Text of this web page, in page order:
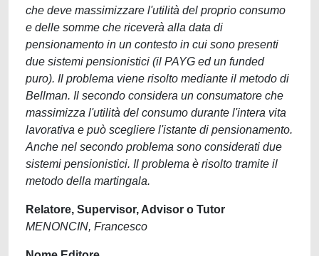
che deve massimizzare l'utilità del proprio consumo
e delle somme che riceverà alla data di
pensionamento in un contesto in cui sono presenti
due sistemi pensionistici (il PAYG ed un funded
puro). Il problema viene risolto mediante il metodo di
Bellman. Il secondo considera un consumatore che
massimizza l'utilità del consumo durante l'intera vita
lavorativa e può scegliere l'istante di pensionamento.
Anche nel secondo problema sono considerati due
sistemi pensionistici. Il problema è risolto tramite il
metodo della martingala.
Relatore, Supervisor, Advisor o Tutor
MENONCIN, Francesco